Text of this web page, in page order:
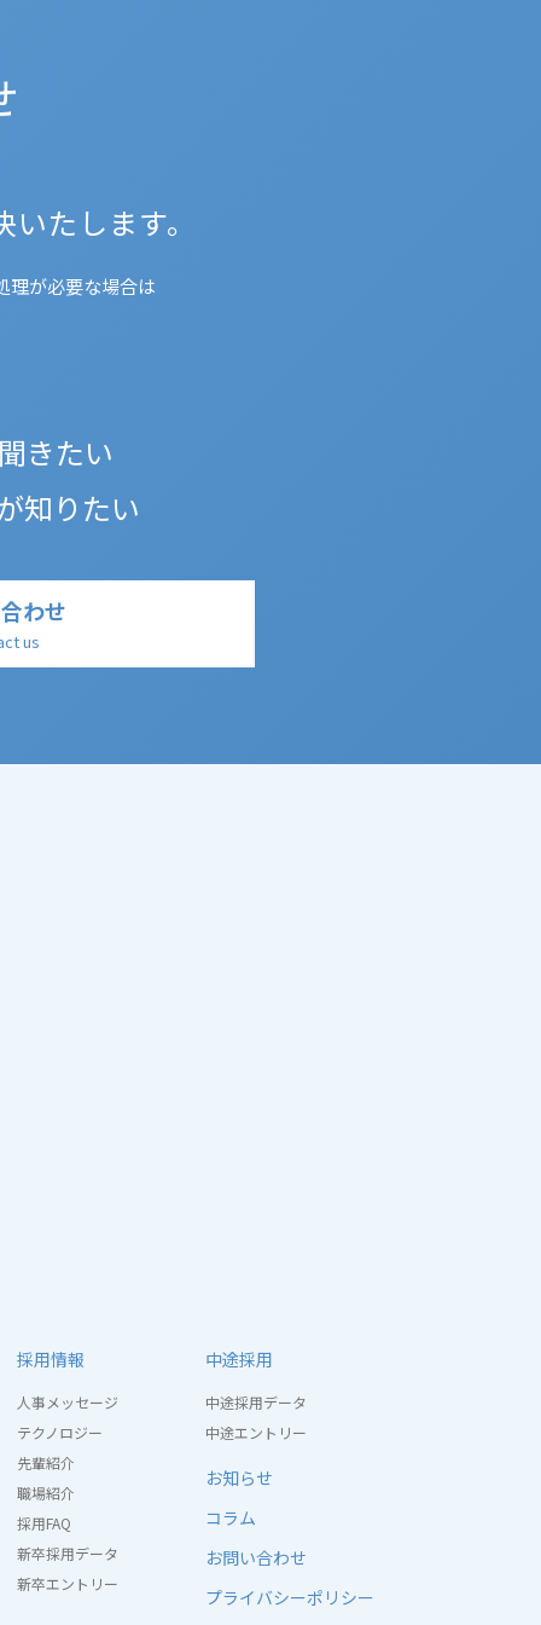
たします。
理が必要な場合は
きたい
知りたい
わせ
us
採用情報
人事メッセージ
テクノロジー
先輩紹介
職場紹介
採用FAQ
新卒採用データ
新卒エントリー
中途採用
中途採用データ
中途エントリー
お知らせ
コラム
お問い合わせ
プライバシーポリシー